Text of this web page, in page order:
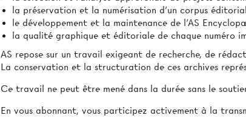
la préservation et la numérisation d’un corpus
le développement et la maintenance de l’AS
la qualité graphique et éditoriale de chaque numéro
AS repose sur un travail exigeant de recherche, de
La conservation et la structuration de ces archives
Ce travail ne peut être mené dans la durée sans le
En vous abonnant, vous participez activement à la